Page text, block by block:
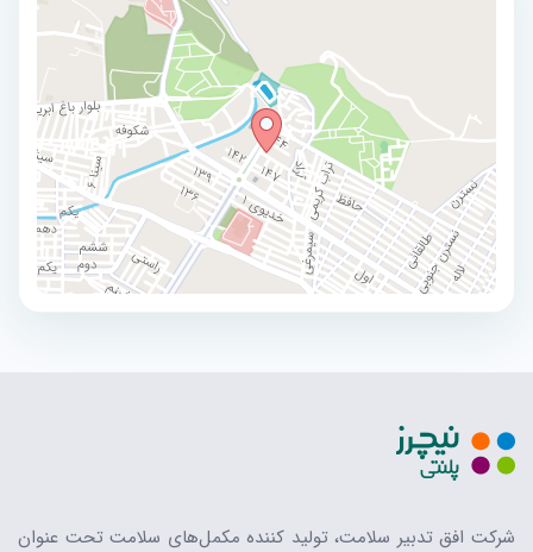
شرکت افق تدبیر سلامت، تولید کننده مکمل‌های سلامت تحت عنوان